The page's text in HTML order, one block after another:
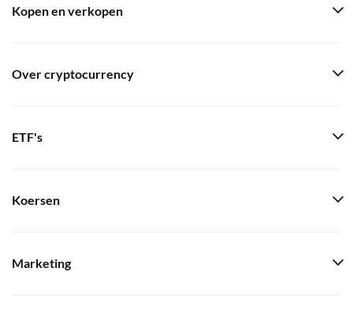
Kopen en verkopen
Over cryptocurrency
ETF's
Koersen
Marketing